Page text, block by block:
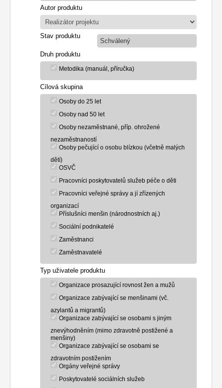
Autor produktu
Stav produktu
Schválený
Druh produktu
Metodika (manuál, příručka)
Cílová skupina
Osoby do 25 let
Osoby nad 50 let
Osoby nezaměstnané, příp. ohrožené
nezaměstnaností
Osoby pečující o osobu blízkou (včetně malých
dětí)
OSVČ
Pracovníci poskytovatelů služeb péče o děti
Pracovníci veřejné správy a jí zřízených
organizací
Příslušníci menšin (národnostních aj.)
Sociální podnikatelé
Zaměstnanci
Zaměstnavatelé
Typ uživatele produktu
Organizace prosazující rovnost žen a mužů
Organizace zabývající se menšinami (vč.
azylantů a migrantů)
Organizace zabývající se osobami s jiným
znevýhodněním (mimo zdravotně postižené a
menšiny)
Organizace zabývající se osobami se
zdravotním postižením
Orgány veřejné správy
Poskytovatelé sociálních služeb